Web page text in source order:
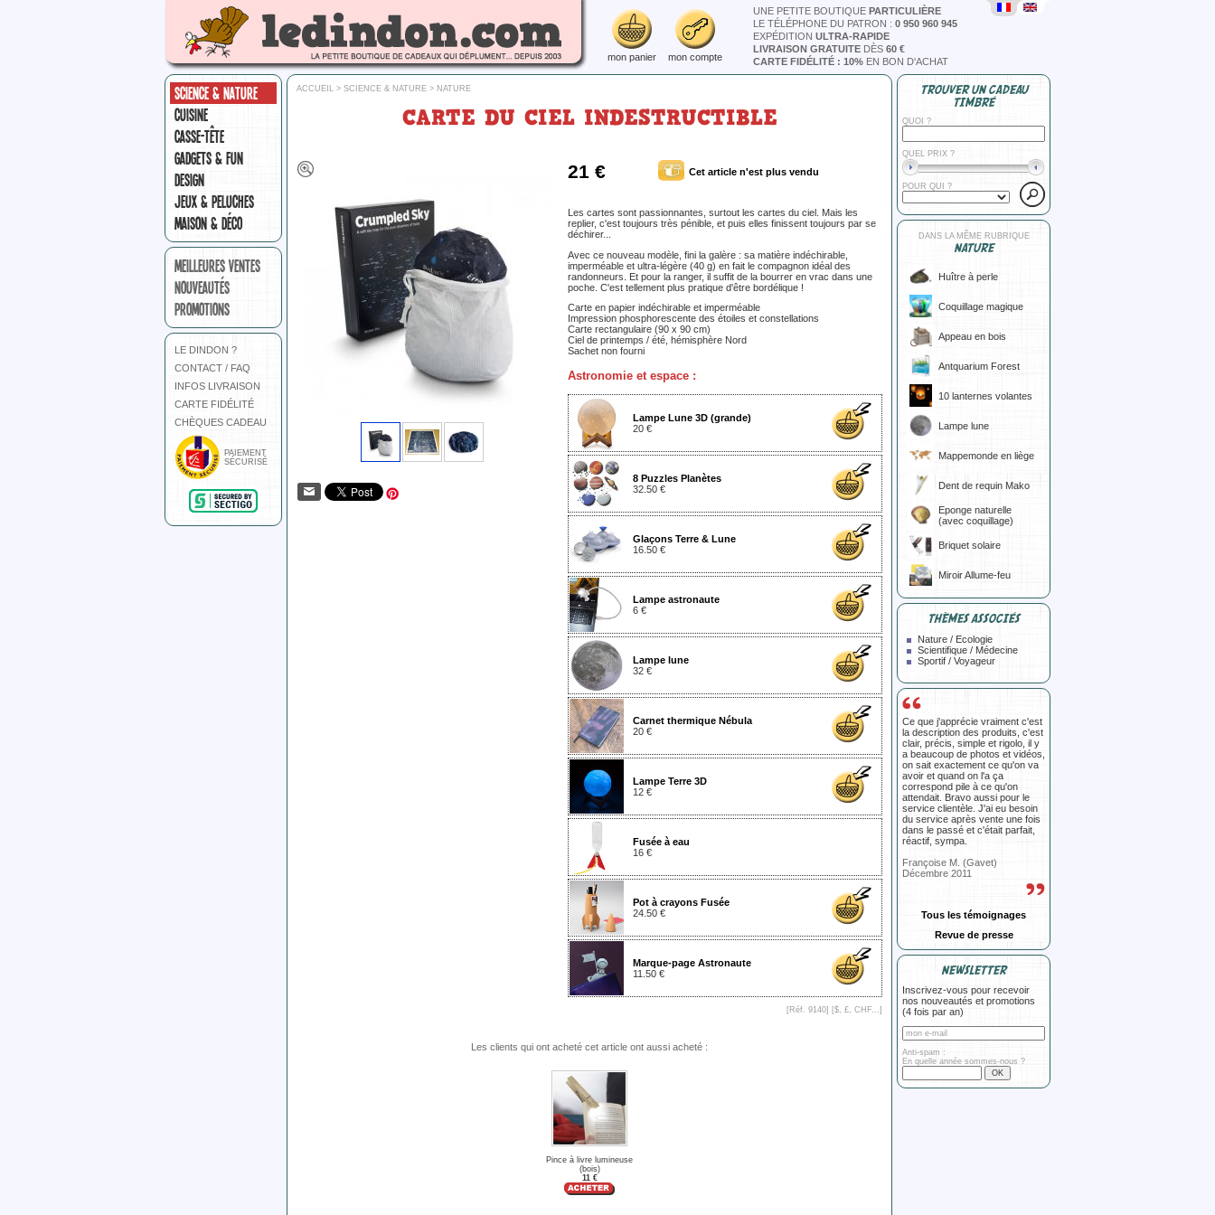
mon panier mon compte
UNE PETITE BOUTIQUE PARTICULIÈRE
LE TÉLÉPHONE DU PATRON : 0 950 960 945
EXPÉDITION ULTRA-RAPIDE
LIVRAISON GRATUITE DÈS 60 €
CARTE FIDÉLITÉ : 10% EN BON D'ACHAT
SCIENCE & NATURE
CUISINE
CASSE-TÊTE
GADGETS & FUN
DESIGN
JEUX & PELUCHES
MAISON & DÉCO
MEILLEURES VENTES
NOUVEAUTÉS
PROMOTIONS
LE DINDON ?
CONTACT / FAQ
INFOS LIVRAISON
CARTE FIDÉLITÉ
CHÈQUES CADEAU
PAIEMENT
SÉCURISÉ
ACCUEIL > SCIENCE & NATURE > NATURE
CARTE DU CIEL INDESTRUCTIBLE
21 € Cet article n'est plus vendu
Les cartes sont passionnantes, surtout les cartes du ciel. Mais les
replier, c'est toujours très pénible, et puis elles finissent toujours par se
déchirer...
Avec ce nouveau modèle, fini la galère : sa matière indéchirable,
imperméable et ultra-légère (40 g) en fait le compagnon idéal des
randonneurs. Et pour la ranger, il suffit de la bourrer en vrac dans une
poche. C'est tellement plus pratique d'être bordélique !
Carte en papier indéchirable et imperméable
Impression phosphorescente des étoiles et constellations
Carte rectangulaire (90 x 90 cm)
Ciel de printemps / été, hémisphère Nord
Sachet non fourni
Astronomie et espace :
Lampe Lune 3D (grande)
20 €
8 Puzzles Planètes
32.50 €
Glaçons Terre & Lune
16.50 €
Lampe astronaute
6 €
Lampe lune
32 €
Carnet thermique Nébula
20 €
Lampe Terre 3D
12 €
Fusée à eau
16 €
Pot à crayons Fusée
24.50 €
Marque-page Astronaute
11.50 €
[Réf. 9140] [$, £, CHF...]
Les clients qui ont acheté cet article ont aussi acheté :
Pince à livre lumineuse
(bois)
11 €
TROUVER UN CADEAU
TIMBRÉ
QUOI ?
QUEL PRIX ?
POUR QUI ?
DANS LA MÊME RUBRIQUE
NATURE
Huître à perle
Coquillage magique
Appeau en bois
Antquarium Forest
10 lanternes volantes
Lampe lune
Mappemonde en liège
Dent de requin Mako
Eponge naturelle
(avec coquillage)
Briquet solaire
Miroir Allume-feu
THÈMES ASSOCIÉS
Nature / Ecologie
Scientifique / Médecine
Sportif / Voyageur
Ce que j'apprécie vraiment c'est
la description des produits, c'est
clair, précis, simple et rigolo, il y
a beaucoup de photos et vidéos,
on sait exactement ce qu'on va
avoir et quand on l'a ça
correspond pile à ce qu'on
attendait. Bravo aussi pour le
service clientèle. J'ai eu besoin
du service après vente une fois
dans le passé et c'était parfait,
réactif, sympa.
Françoise M. (Gavet)
Décembre 2011
Tous les témoignages
Revue de presse
NEWSLETTER
Inscrivez-vous pour recevoir
nos nouveautés et promotions
(4 fois par an)
Anti-spam :
En quelle année sommes-nous ?